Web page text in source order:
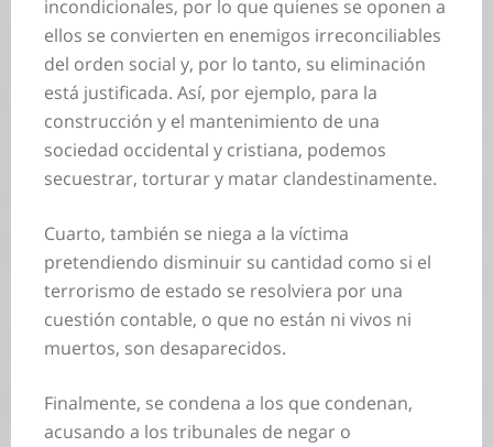
incondicionales, por lo que quienes se oponen a
ellos se convierten en enemigos irreconciliables
del orden social y, por lo tanto, su eliminación
está justificada. Así, por ejemplo, para la
construcción y el mantenimiento de una
sociedad occidental y cristiana, podemos
secuestrar, torturar y matar clandestinamente.
Cuarto, también se niega a la víctima
pretendiendo disminuir su cantidad como si el
terrorismo de estado se resolviera por una
cuestión contable, o que no están ni vivos ni
muertos, son desaparecidos.
Finalmente, se condena a los que condenan,
acusando a los tribunales de negar o